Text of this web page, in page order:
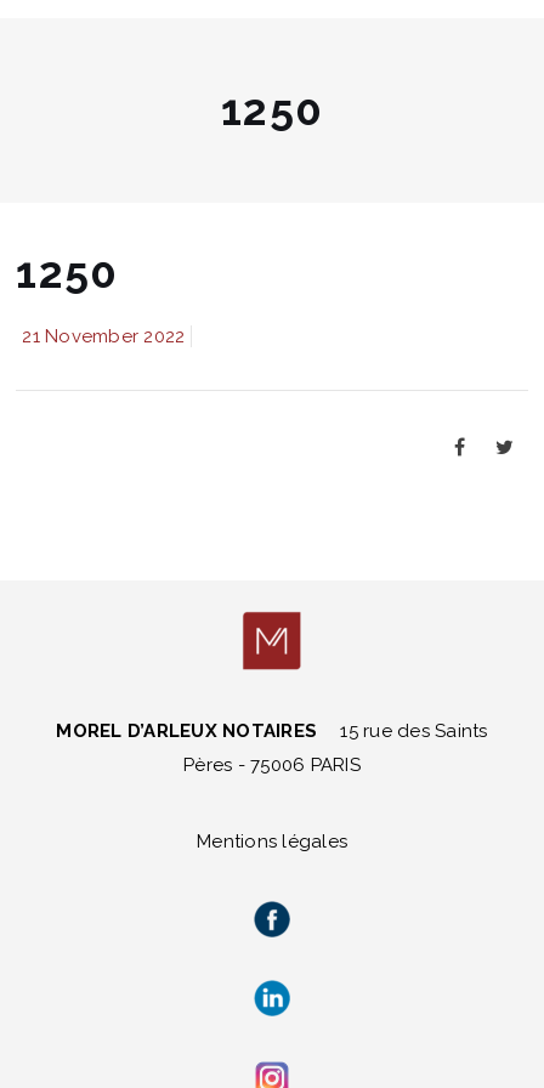
1250
1250
21 November 2022
MOREL D’ARLEUX NOTAIRES
15 rue des Saints
Pères - 75006 PARIS
Mentions légales